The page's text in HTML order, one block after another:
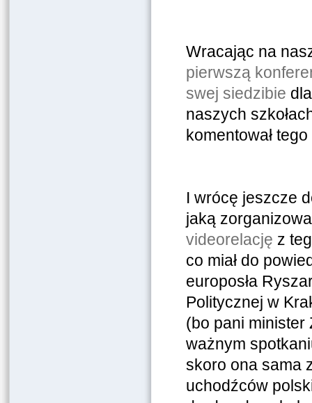
Wracając na
pierwszą
swej siedzibie
naszych
komentował
I wrócę jeszcze
jaką
videorelację z
co miał do
europosła
Politycznej w
(bo pani minister
ważnym
skoro ona sama
uchodźców